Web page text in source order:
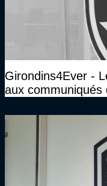
Girondins4Ever -
aux communiqués